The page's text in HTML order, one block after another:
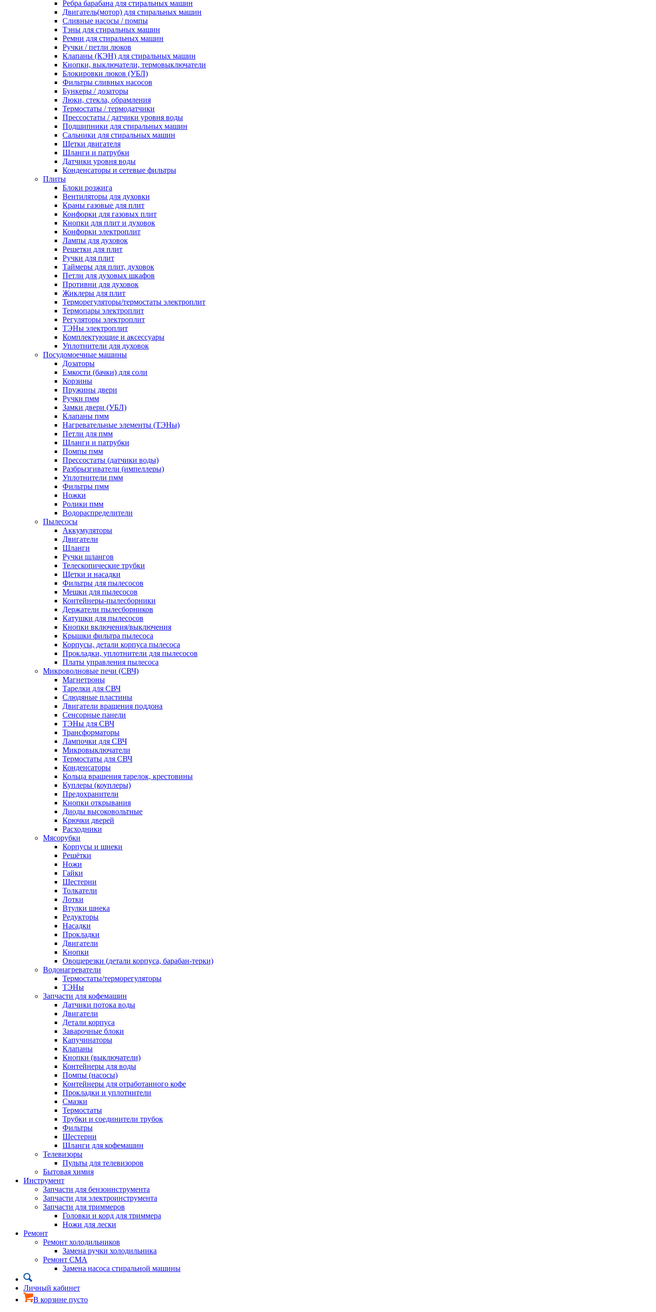
Ребра барабана для стиральных машин
Двигатель(мотор) для стиральных машин
Сливные насосы / помпы
Тэны для стиральных машин
Ремни для стиральных машин
Ручки / петли люков
Клапаны (КЭН) для стиральных машин
Кнопки, выключатели, термовыключатели
Блокировки люков (УБЛ)
Фильтры сливных насосов
Бункеры / дозаторы
Люки, стекла, обрамления
Термостаты / термодатчики
Прессостаты / датчики уровня воды
Подшипники для стиральных машин
Сальники для стиральных машин
Щетки двигателя
Шланги и патрубки
Датчики уровня воды
Конденсаторы и сетевые фильтры
Плиты
Блоки розжига
Вентиляторы для духовки
Краны газовые для плит
Конфорки для газовых плит
Кнопки для плит и духовок
Конфорки электроплит
Лампы для духовок
Решетки для плит
Ручки для плит
Таймеры для плит, духовок
Петли для духовых шкафов
Противни для духовок
Жиклеры для плит
Терморегуляторы/термостаты электроплит
Термопары электроплит
Регуляторы электроплит
ТЭНы электроплит
Комплектующие и аксессуары
Уплотнители для духовок
Посудомоечные машины
Дозаторы
Емкости (бачки) для соли
Корзины
Пружины двери
Ручки пмм
Замки двери (УБЛ)
Клапаны пмм
Нагревательные элементы (ТЭНы)
Петли для пмм
Шланги и патрубки
Помпы пмм
Прессостаты (датчики воды)
Разбрызгиватели (импеллеры)
Уплотнители пмм
Фильтры пмм
Ножки
Ролики пмм
Водораспределители
Пылесосы
Аккумуляторы
Двигатели
Шланги
Ручки шлангов
Телескопические трубки
Щетки и насадки
Фильтры для пылесосов
Мешки для пылесосов
Контейнеры-пылесборники
Держатели пылесборников
Катушки для пылесосов
Кнопки включения/выключения
Крышки фильтра пылесоса
Корпусы, детали корпуса пылесоса
Прокладки, уплотнители для пылесосов
Платы управления пылесоса
Микроволновые печи (СВЧ)
Магнетроны
Тарелки для СВЧ
Слюдяные пластины
Двигатели вращения поддона
Сенсорные панели
ТЭНы для СВЧ
Трансформаторы
Лампочки для СВЧ
Микровыключатели
Термостаты для СВЧ
Конденсаторы
Кольца вращения тарелок, крестовины
Куплеры (коуплеры)
Предохранители
Кнопки открывания
Диоды высоковольтные
Крючки дверей
Расходники
Мясорубки
Корпусы и шнеки
Решётки
Ножи
Гайки
Шестерни
Толкатели
Лотки
Втулки шнека
Редукторы
Насадки
Прокладки
Двигатели
Кнопки
Овощерезки (детали корпуса, барабан-терки)
Водонагреватели
Термостаты/терморегуляторы
ТЭНы
Запчасти для кофемашин
Датчики потока воды
Двигатели
Детали корпуса
Заварочные блоки
Капучинаторы
Клапаны
Кнопки (выключатели)
Контейнеры для воды
Помпы (насосы)
Контейнеры для отработанного кофе
Прокладки и уплотнители
Смазки
Термостаты
Трубки и соединители трубок
Фильтры
Шестерни
Шланги для кофемашин
Телевизоры
Пульты для телевизоров
Бытовая химия
Инструмент
Запчасти для бензоинструмента
Запчасти для электроинструмента
Запчасти для триммеров
Головки и корд для триммера
Ножи для лески
Ремонт
Ремонт холодильников
Замена ручки холодильника
Ремонт СМА
Замена насоса стиральной машины
Личный кабинет
В корзине пусто